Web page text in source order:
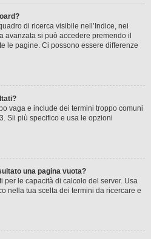
di ricerca visibile nell’Indice, nei
avanzata si può accedere premendo il
le pagine. Ci possono essere differenze
vaga e include dei termini troppo comuni
Sii più specifico e usa le opzioni
una pagina vuota?
per le capacità di calcolo del server. Usa
nella tua scelta dei termini da ricercare e